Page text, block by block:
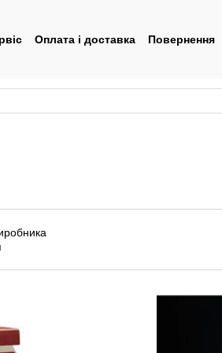
Оплата і доставка Повернення